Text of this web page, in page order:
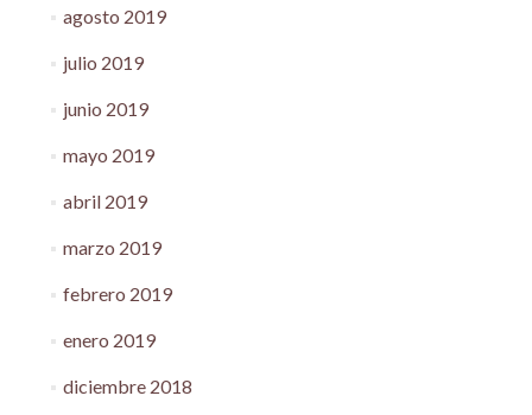
agosto 2019
julio 2019
junio 2019
mayo 2019
abril 2019
marzo 2019
febrero 2019
enero 2019
diciembre 2018